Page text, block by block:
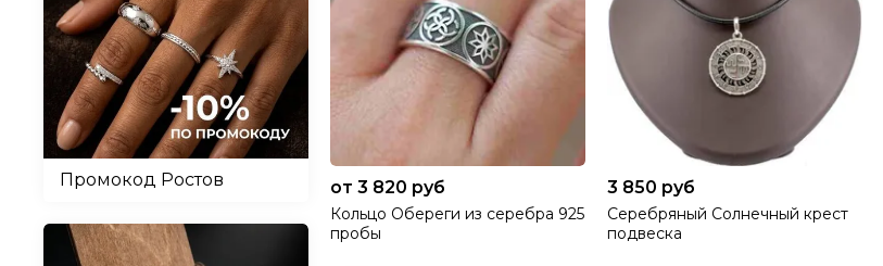
от 3 820 руб
Кольцо Обереги из серебра 925
пробы
3 850 руб
Серебряный Солнечный крест
подвеска
Промокод Ростов